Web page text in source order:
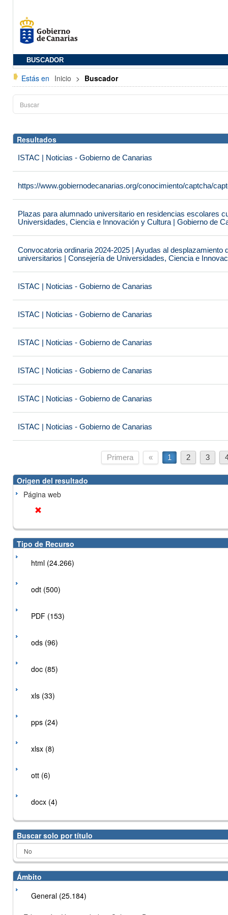
BUSCADOR
Estás en Inicio > Buscador
Resultados
ISTAC | Noticias - Gobierno de Canarias
https://www.gobiernodecanarias.org/conocimiento/captcha/
Plazas para alumnado universitario en residencias escolares
Universidades, Ciencia e Innovación y Cultura | Gobierno de
Convocatoria ordinaria 2024-2025 | Ayudas al desplazamiento
universitarios | Consejería de Universidades, Ciencia e
ISTAC | Noticias - Gobierno de Canarias
ISTAC | Noticias - Gobierno de Canarias
ISTAC | Noticias - Gobierno de Canarias
ISTAC | Noticias - Gobierno de Canarias
ISTAC | Noticias - Gobierno de Canarias
ISTAC | Noticias - Gobierno de Canarias
Primera « 1 2 3
Origen del resultado
Página web
Tipo de Recurso
html (24.266)
odt (500)
PDF (153)
ods (96)
doc (85)
xls (33)
pps (24)
xlsx (8)
ott (6)
docx (4)
Buscar solo por título
Ámbito
General (25.184)